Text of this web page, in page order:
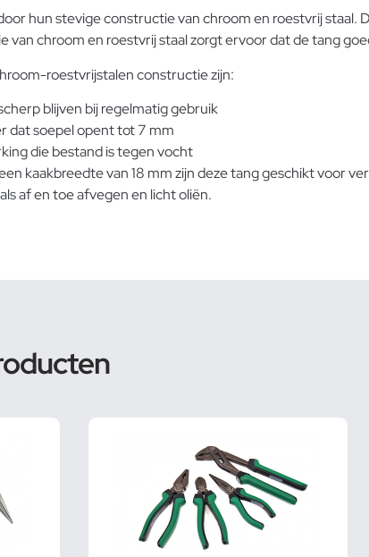
hun stevige constructie van chroom en roestvrij
van chroom en roestvrij staal zorgt ervoor dat de tang
roestvrijstalen constructie zijn:
blijven bij regelmatig gebruik
dat soepel opent tot 7 mm
die bestand is tegen vocht
kaakbreedte van 18 mm zijn deze tang geschikt voor
af en toe afvegen en licht oliën.